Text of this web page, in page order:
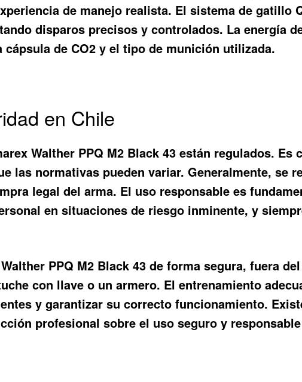
de manejo realista. El sistema de gatillo
disparos precisos y controlados. La energía
de CO2 y el tipo de munición utilizada.
en Chile
Walther PPQ M2 Black 43 están regulados. Es
las normativas pueden variar. Generalmente, se
legal del arma. El uso responsable es
en situaciones de riesgo inminente, y
PPQ M2 Black 43 de forma segura, fuera
con llave o un armero. El entrenamiento
y garantizar su correcto funcionamiento.
profesional sobre el uso seguro y